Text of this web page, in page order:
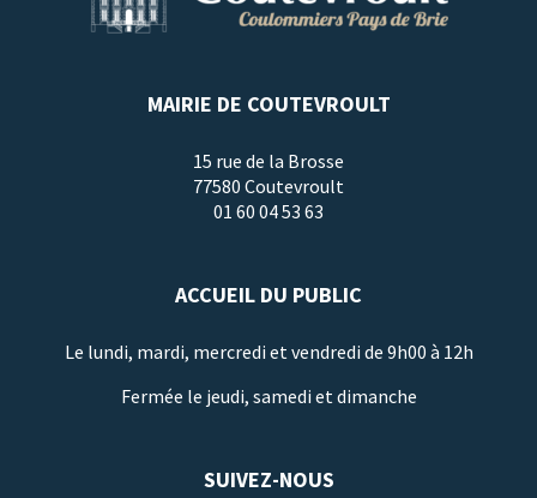
MAIRIE DE COUTEVROULT
15 rue de la Brosse
77580 Coutevroult
01 60 04 53 63
ACCUEIL DU PUBLIC
Le lundi, mardi, mercredi et vendredi de 9h00 à 12h
Fermée le jeudi, samedi et dimanche
SUIVEZ-NOUS